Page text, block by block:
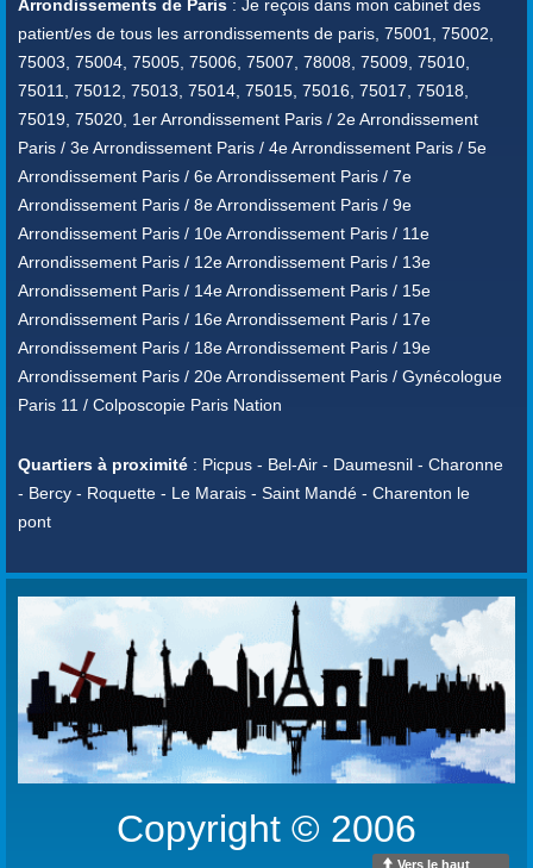
Vers le haut
Arrondissements de Paris : Je reçois dans mon cabinet des
patient/es de tous les arrondissements de paris, 75001, 75002,
75003, 75004, 75005, 75006, 75007, 78008, 75009, 75010,
75011, 75012, 75013, 75014, 75015, 75016, 75017, 75018,
75019, 75020, 1er Arrondissement Paris / 2e Arrondissement
Paris / 3e Arrondissement Paris / 4e Arrondissement Paris / 5e
Arrondissement Paris / 6e Arrondissement Paris / 7e
Arrondissement Paris / 8e Arrondissement Paris / 9e
Arrondissement Paris / 10e Arrondissement Paris / 11e
Arrondissement Paris / 12e Arrondissement Paris / 13e
Arrondissement Paris / 14e Arrondissement Paris / 15e
Arrondissement Paris / 16e Arrondissement Paris / 17e
Arrondissement Paris / 18e Arrondissement Paris / 19e
Arrondissement Paris / 20e Arrondissement Paris / Gynécologue
Paris 11 / Colposcopie Paris Nation
Quartiers à proximité : Picpus - Bel-Air - Daumesnil - Charonne
- Bercy - Roquette - Le Marais - Saint Mandé - Charenton le
pont
Copyright © 2006